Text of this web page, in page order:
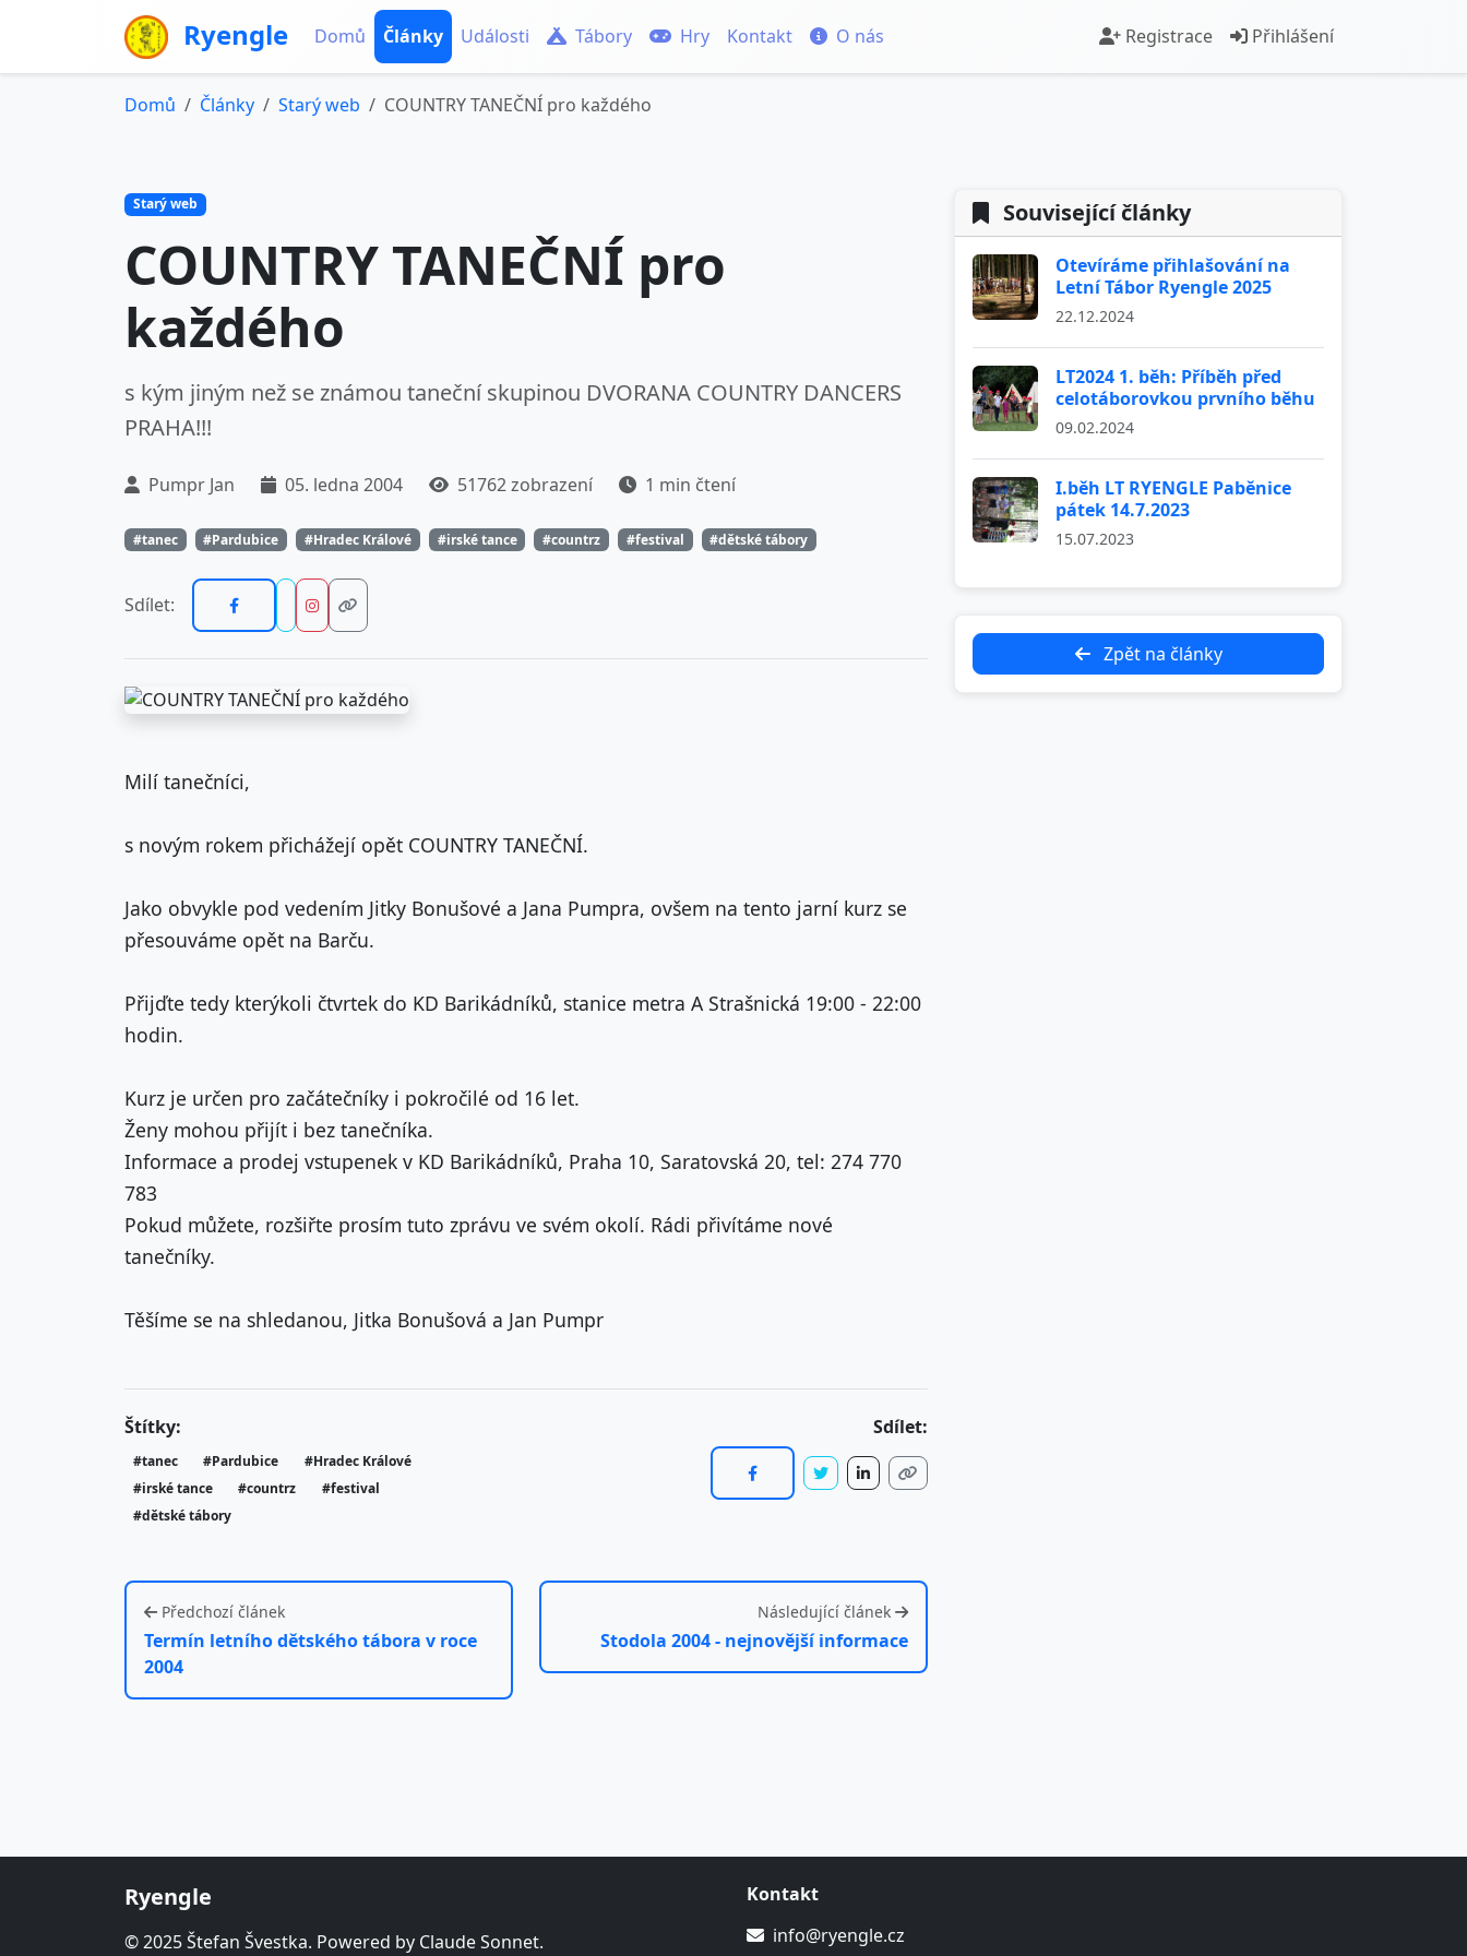
Ryengle Domů Články Události Tábory Hry Kontakt O nás Registrace Přihlášení
Domů Články Starý web COUNTRY TANEČNÍ pro každého
Starý web
COUNTRY TANEČNÍ pro
každého
s kým jiným než se známou taneční skupinou DVORANA COUNTRY DANCERS
PRAHA!!!
Pumpr Jan 05. ledna 2004 51762 zobrazení 1 min čtení
#tanec #Pardubice #Hradec Králové #irské tance #countrz #festival #dětské tábory
Sdílet:
Milí tanečníci,
s novým rokem přichážejí opět COUNTRY TANEČNÍ.
Jako obvykle pod vedením Jitky Bonušové a Jana Pumpra, ovšem na tento jarní kurz se
přesouváme opět na Barču.
Přijďte tedy kterýkoli čtvrtek do KD Barikádníků, stanice metra A Strašnická 19:00 - 22:00
hodin.
Kurz je určen pro začátečníky i pokročilé od 16 let.
Ženy mohou přijít i bez tanečníka.
Informace a prodej vstupenek v KD Barikádníků, Praha 10, Saratovská 20, tel: 274 770
783
Pokud můžete, rozšiřte prosím tuto zprávu ve svém okolí. Rádi přivítáme nové
tanečníky.
Těšíme se na shledanou, Jitka Bonušová a Jan Pumpr
Štítky:
#tanec #Pardubice
#Hradec Králové
#irské tance
#countrz
#festival
#dětské tábory
Sdílet:
Předchozí článek
Termín letního dětského tábora v roce
2004
Následující článek
Stodola 2004 - nejnovější informace
Související články
Otevíráme přihlašování na
Letní Tábor Ryengle 2025
22.12.2024
LT2024 1. běh: Příběh před
celotáborovkou prvního běhu
09.02.2024
I.běh LT RYENGLE Paběnice
pátek 14.7.2023
15.07.2023
Zpět na články
Ryengle
© 2025 Štefan Švestka. Powered by Claude Sonnet.
Kontakt
info@ryengle.cz